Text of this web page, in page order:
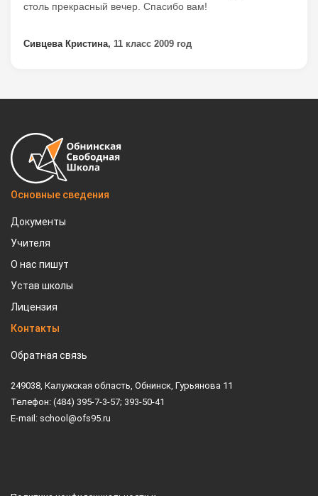
столь прекрасный вечер. Спасибо вам!
Сивцева Кристина, 11 класс 2009 год
Основные сведения
Документы
Учителя
О нас пишут
Устав школы
Лицензия
Контакты
Обратная связь
249038, Калужская область, Обнинск, Гурьянова 11
Телефон: (484) 395-7-3-57; 393-50-41
E-mail: school@ofs95.ru